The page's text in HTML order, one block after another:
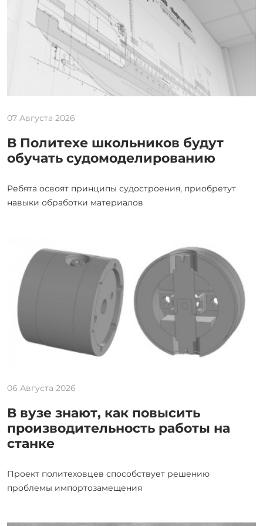
07 Августа 2026
В Политехе школьников будут
обучать судомоделированию
Ребята освоят принципы судостроения, приобретут
навыки обработки материалов
06 Августа 2026
В вузе знают, как повысить
производительность работы на
станке
Проект политеховцев способствует решению
проблемы импортозамещения